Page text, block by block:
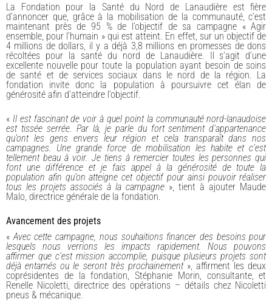
La Fondation pour la Santé du Nord de Lanaudière est fière
d’annoncer que, grâce à la mobilisation de la communauté, c’est
maintenant près de 95 % de l’objectif de sa campagne « Agir
ensemble, pour l’humain » qui est atteint. En effet, sur un objectif de
4 millions de dollars, il y a déjà 3,8 millions en promesses de dons
récoltées pour la santé du nord de Lanaudière. Il s’agit d’une
excellente nouvelle pour toute la population ayant besoin de soins
de santé et de services sociaux dans le nord de la région. La
fondation invite donc la population à poursuivre cet élan de
générosité afin d’atteindre l’objectif.
« Il est fascinant de voir à quel point la communauté nord-lanaudoise
est tissée serrée. Par là, je parle du fort sentiment d’appartenance
qu’ont les gens envers leur région et cela transparaît dans nos
campagnes. Une grande force de mobilisation les habite et c’est
tellement beau à voir. Je tiens à remercier toutes les personnes qui
font une différence et je fais appel à la générosité de toute la
population afin qu’on atteigne cet objectif pour ainsi pouvoir réaliser
tous les projets associés à la campagne », tient à ajouter Maude
Malo, directrice générale de la fondation.
Avancement des projets
«Avec cette campagne, nous souhaitions financer des besoins pour
lesquels nous verrions les impacts rapidement. Nous pouvons
affirmer que c’est mission accomplie, puisque plusieurs projets sont
déjà entamés ou le seront très prochainement », affirment les deux
coprésidentes de la fondation, Stéphanie Morin, consultante, et
Renelle Nicoletti, directrice des opérations – détails chez Nicoletti
pneus & mécanique.